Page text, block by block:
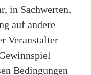
in Sachwerten,
auf andere
Veranstalter
Bedingungen